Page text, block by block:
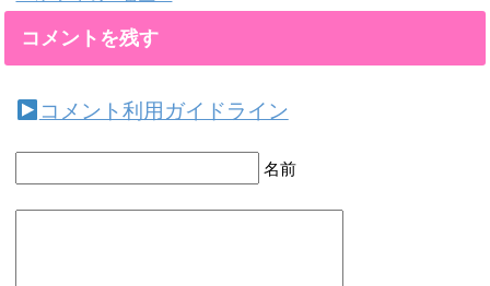
コメントを残す
コメント利用ガイドライン
名前